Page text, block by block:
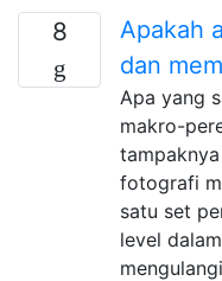
8
Apakah
dan
Apa yang
makro-
fotografi
satu set
level